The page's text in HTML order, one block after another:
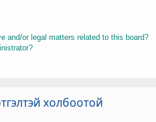
and/or legal matters related to this board?
холбоотой